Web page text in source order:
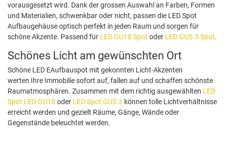
vorausgesetzt wird. Dank der grossen Auswahl an Farben, Formen
und Materialien, schwenkbar oder nicht, passen die LED Spot
Aufbaugehäuse optisch perfekt in jeden Raum und sorgen für
schöne Akzente. Passend für LED GU10 Spot oder LED GU5.3 Spot.
Schönes Licht am gewünschten Ort
Schöne LED EAufbauspot mit gekonnten Licht-Akzenten
werten Ihre Immobilie sofort auf, fallen auf und schaffen schönste
Raumatmosphären. Zusammen mit dem richtig ausgewählten LED
Spot LED GU10 oder LED Spot GU5.3 können tolle Lichtverhältnisse
erreicht werden und gezielt Räume, Gänge, Wände oder
Gegenstände beleuchtet werden.